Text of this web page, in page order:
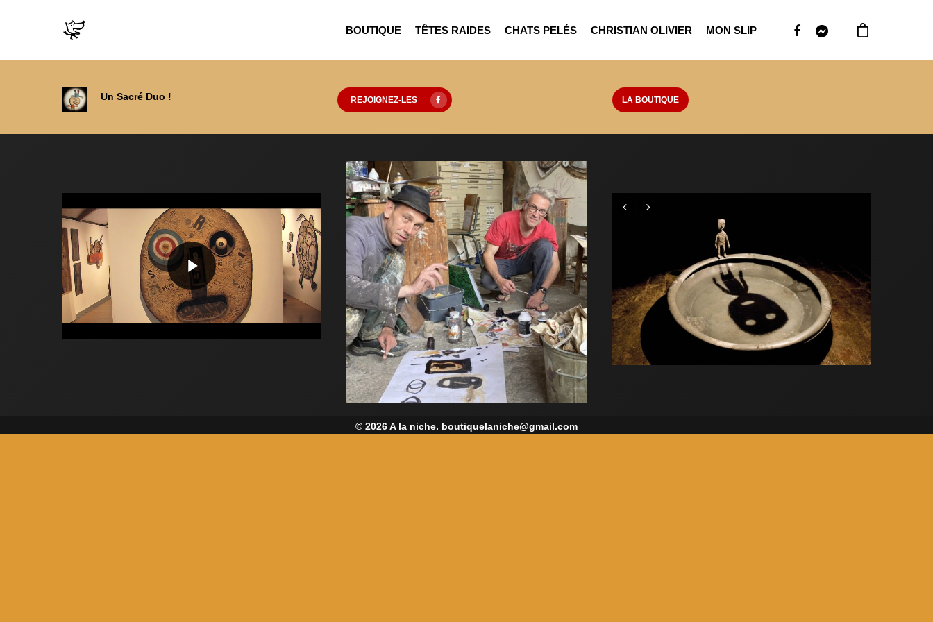
BOUTIQUE TÊTES RAIDES CHATS PELÉS CHRISTIAN OLIVIER MON SLIP
Un Sacré Duo ! REJOIGNEZ-LES LA BOUTIQUE
© 2026 A la niche. boutiquelaniche@gmail.com